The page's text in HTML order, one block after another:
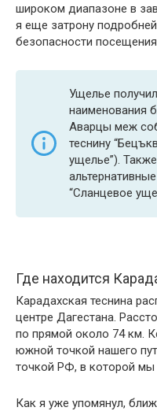
широком диапазоне в
я еще затрону
безопасности
Ущелье
наименования
Аварцы меж
теснину
ущелье”).
“Сланцевое
Где находится
Карадахская теснина
центре Дагестана.
по прямой около 74 км.
южной точкой нашего
точкой РФ, в которой
Как я уже упомянул,